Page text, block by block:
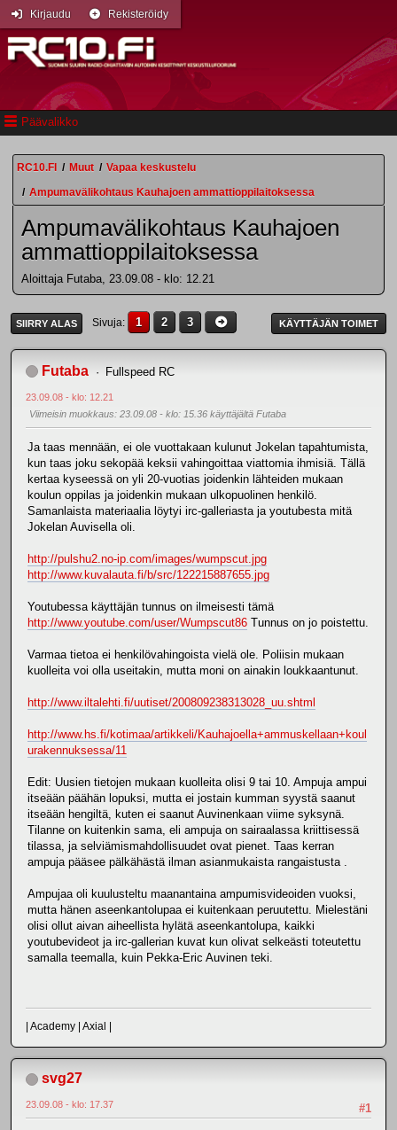
Päävalikko
Kirjaudu Rekisteröidy
RC10.FI / Muut / Vapaa keskustelu
/ Ampumavälikohtaus Kauhajoen ammattioppilaitoksessa
Ampumavälikohtaus Kauhajoen
ammattioppilaitoksessa
Aloittaja Futaba, 23.09.08 - klo: 12.21
SIIRRY ALAS Sivuja 1 2 3 KÄYTTÄJÄN TOIMET
Futaba Fullspeed RC
23.09.08 - klo: 12.21
Viimeisin muokkaus: 23.09.08 - klo: 15.36 käyttäjältä Futaba
Ja taas mennään, ei ole vuottakaan kulunut Jokelan tapahtumista,
kun taas joku sekopää keksii vahingoittaa viattomia ihmisiä. Tällä
kertaa kyseessä on yli 20-vuotias joidenkin lähteiden mukaan
koulun oppilas ja joidenkin mukaan ulkopuolinen henkilö.
Samanlaista materiaalia löytyi irc-galleriasta ja youtubesta mitä
Jokelan Auvisella oli.
http://pulshu2.no-ip.com/images/wumpscut.jpg
http://www.kuvalauta.fi/b/src/122215887655.jpg
Youtubessa käyttäjän tunnus on ilmeisesti tämä
http://www.youtube.com/user/Wumpscut86 Tunnus on jo poistettu.
Varmaa tietoa ei henkilövahingoista vielä ole. Poliisin mukaan
kuolleita voi olla useitakin, mutta moni on ainakin loukkaantunut.
http://www.iltalehti.fi/uutiset/200809238313028_uu.shtml
http://www.hs.fi/kotimaa/artikkeli/Kauhajoella+ammuskellaan+koul
urakennuksessa/11
Edit: Uusien tietojen mukaan kuolleita olisi 9 tai 10. Ampuja ampui
itseään päähän lopuksi, mutta ei jostain kumman syystä saanut
itseään hengiltä, kuten ei saanut Auvinenkaan viime syksynä.
Tilanne on kuitenkin sama, eli ampuja on sairaalassa kriittisessä
tilassa, ja selviämismahdollisuudet ovat pienet. Taas kerran
ampuja pääsee pälkähästä ilman asianmukaista rangaistusta .
Ampujaa oli kuulusteltu maanantaina ampumisvideoiden vuoksi,
mutta hänen aseenkantolupaa ei kuitenkaan peruutettu. Mielestäni
olisi ollut aivan aiheellista hylätä aseenkantolupa, kaikki
youtubevideot ja irc-gallerian kuvat kun olivat selkeästi toteutettu
samalla teemalla, kuin Pekka-Eric Auvinen teki.
| Academy | Axial |
svg27
#1
23.09.08 - klo: 17.37